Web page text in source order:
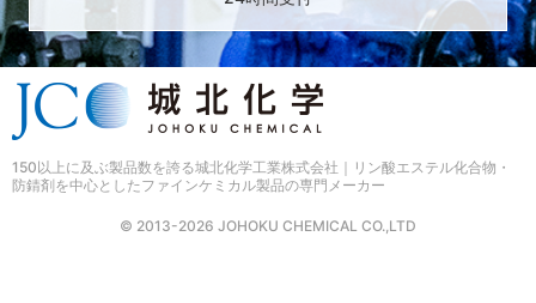
© 2013-2026 JOHOKU CHEMICAL CO.,LTD
150以上に及ぶ製品数を誇る城北化学工業株式会社｜リン酸エステル化合物・
防錆剤を中心としたファインケミカル製品の専門メーカー